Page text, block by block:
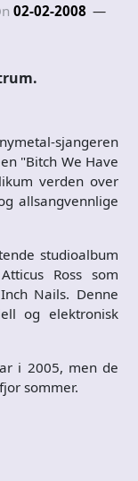
02-02-2008
sjangeren
"Bitch We Have
verden over
allsangvennlige
studioalbum
Ross som
Nails. Denne
og elektronisk
i 2005, men de
sommer.